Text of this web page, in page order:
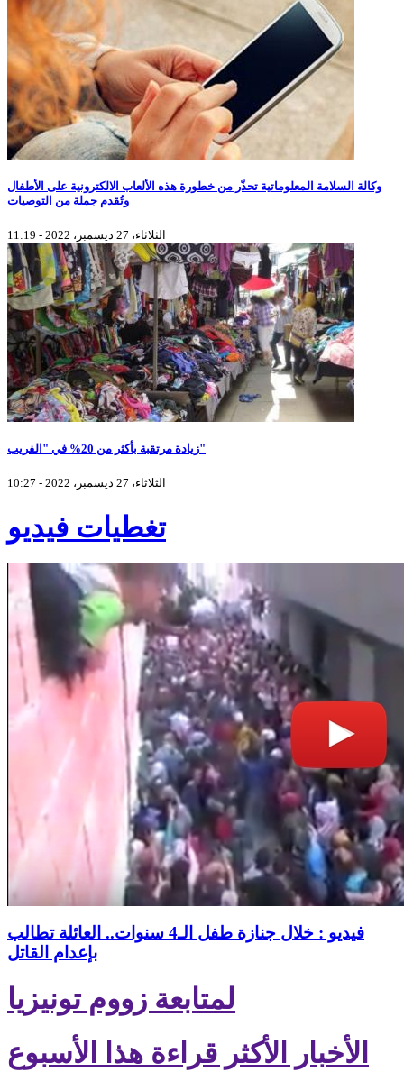
وكالة السلامة المعلوماتية تحذّر من خطورة هذه الألعاب الالكترونية على الأطفال
وتُقدم جملة من التوصيات
الثلاثاء، 27 ديسمبر، 2022 - 11:19
زيادة مرتقبة بأكثر من 20% في "الفريب"
الثلاثاء، 27 ديسمبر، 2022 - 10:27
تغطيات فيديو
فيديو : خلال جنازة طفل الـ4 سنوات.. العائلة تطالب
بإعدام القاتل
لمتابعة زووم تونيزيا
الأخبار الأكثر قراءة هذا الأسبوع